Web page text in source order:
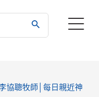
協聰牧師│每日親近神